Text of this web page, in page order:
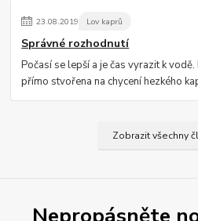
23.08.2019 Lov kaprů
Správné rozhodnutí
Počasí se lepší a je čas vyrazit k
přímo stvořena na chycení hezkého
Zobrazit všechny